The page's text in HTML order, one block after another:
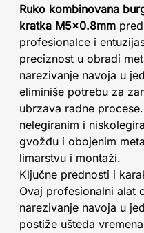
Ruko kombinovana
kratka M5x0.8mm
profesionalce i
preciznost u obradi
narezivanje navoja u
eliminiše potrebu za
ubrzava radne
nelegiranim i
gvožđu i obojenim
limarstvu i montaži.
Ključne prednosti i
Ovaj profesionalni alat
narezivanje navoja u
postiže ušteda